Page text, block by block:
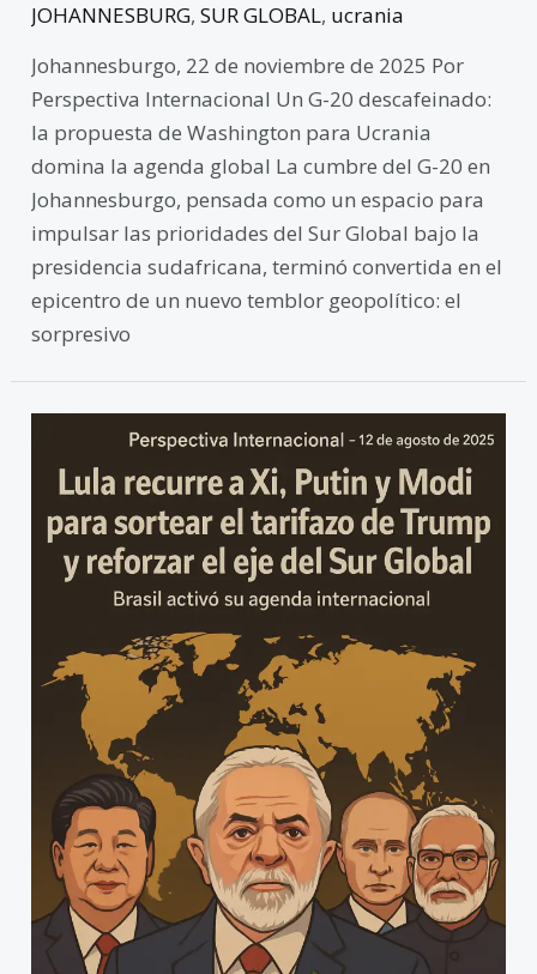
JOHANNESBURG,SUR GLOBAL, ucrania
Johannesburgo, 22 de noviembre de 2025 Por
Perspectiva Internacional Un G-20 descafeinado:
la propuesta de Washington para Ucrania
domina la agenda global La cumbre del G-20 en
Johannesburgo, pensada como un espacio para
impulsar las prioridades del Sur Global bajo la
presidencia sudafricana, terminó convertida en el
epicentro de un nuevo temblor geopolítico: el
sorpresivo
recurre
Xi,
Putin
para
sortear
tarifazo
Trump
reforzar
el